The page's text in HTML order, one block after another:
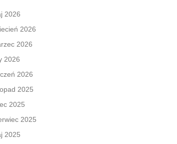
2026
2026
2026
2026
2026
2025
2025
2025
2025